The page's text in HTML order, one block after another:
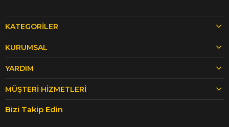
KATEGORILER
KURUMSAL
YARDIM
MÜŞTERI HIZMETLERI
Bizi Takip Edin